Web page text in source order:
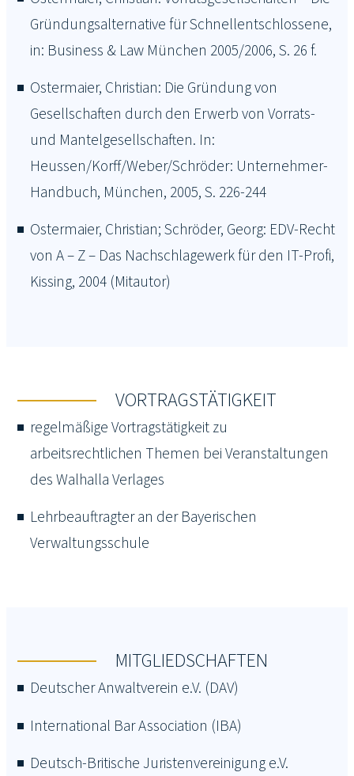
Gründungsalternative für Schnellentschlossene,
in: Business & Law München 2005/2006, S. 26 f.
Ostermaier, Christian: Die Gründung von
Gesellschaften durch den Erwerb von Vorrats-
und Mantelgesellschaften. In:
Heussen/Korff/Weber/Schröder: Unternehmer-
Handbuch, München, 2005, S. 226-244
Ostermaier, Christian; Schröder, Georg: EDV-Recht
von A – Z – Das Nachschlagewerk für den IT-Profi,
Kissing, 2004 (Mitautor)
VORTRAGSTÄTIGKEIT
regelmäßige Vortragstätigkeit zu
arbeitsrechtlichen Themen bei Veranstaltungen
des Walhalla Verlages
Lehrbeauftragter an der Bayerischen
Verwaltungsschule
MITGLIEDSCHAFTEN
Deutscher Anwaltverein e.V. (DAV)
International Bar Association (IBA)
Deutsch-Britische Juristenvereinigung e.V.